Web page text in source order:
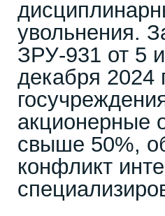
увольнения.
ЗРУ-931 от 5
декабря 2024
акционерные
свыше 50%,
конфликт